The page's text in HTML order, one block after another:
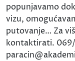
popunjavamo
vizu,
putovanje… Za
kontaktirati.